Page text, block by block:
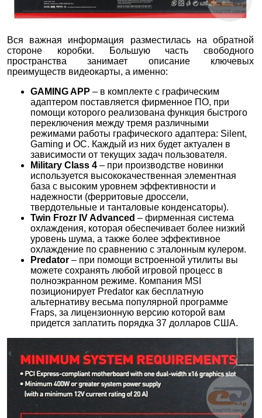
Вся важная информация разместилась на обратной
стороне коробки. Большую часть свободного
пространства занимает описание ключевых
преимуществ видеокарты, а именно:
GAMING APP – в комплекте с графическим
адаптером поставляется фирменное ПО, при
помощи которого реализована функция быстрого
переключения между тремя различными
режимами работы графического адаптера: Silent,
Gaming и OC. Каждый из них будет актуален в
зависимости от текущих задач пользователя.
Military Class 4 – при производстве новинки
используется высококачественная элементная
база с высоким уровнем эффективности и
надежности (ферритовые дроссели,
твердотельные и танталовые конденсаторы).
Twin Frozr IV Advanced – фирменная система
охлаждения, которая обеспечивает более низкий
уровень шума, а также более эффективное
охлаждение по сравнению с эталонным кулером.
Predator – при помощи встроенной утилиты вы
можете сохранять любой игровой процесс в
полноэкранном режиме. Компания MSI
позиционирует Predator как бесплатную
альтернативу весьма популярной программе
Fraps, за лицензионную версию которой вам
придется заплатить порядка 37 долларов США.